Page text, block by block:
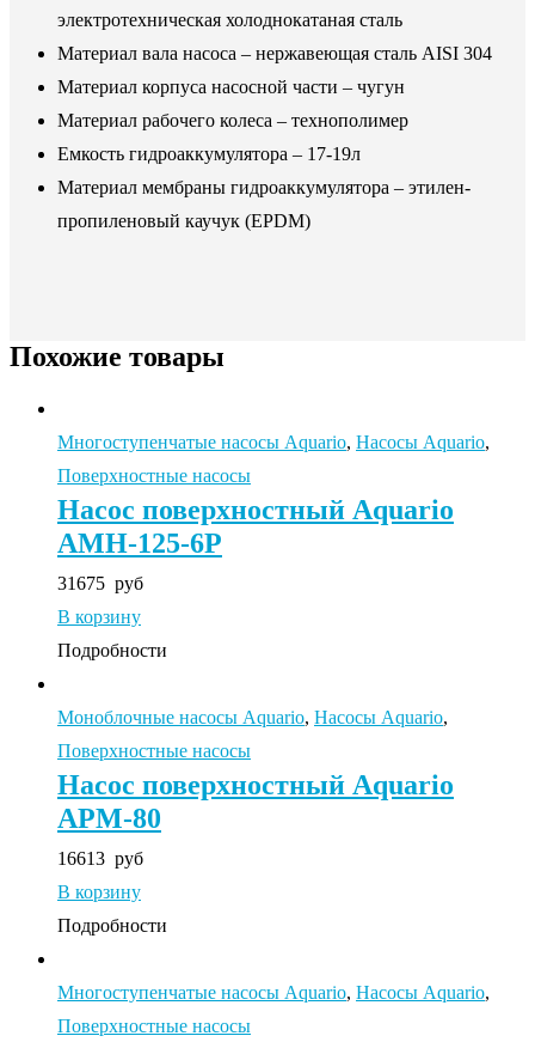
электротехническая холоднокатаная сталь
Материал вала насоса – нержавеющая сталь AISI 304
Материал корпуса насосной части – чугун
Материал рабочего колеса – технополимер
Емкость гидроаккумулятора – 17-19л
Материал мембраны гидроаккумулятора – этилен-
пропиленовый каучук (EPDM)
Похожие товары
Многоступенчатые насосы Aquario, Насосы Aquario,
Поверхностные насосы
Насос поверхностный Aquario
AMH-125-6P
31675 руб
В корзину
Подробности
Моноблочные насосы Aquario, Насосы Aquario,
Поверхностные насосы
Насос поверхностный Aquario
APM-80
16613 руб
В корзину
Подробности
Многоступенчатые насосы Aquario, Насосы Aquario,
Поверхностные насосы